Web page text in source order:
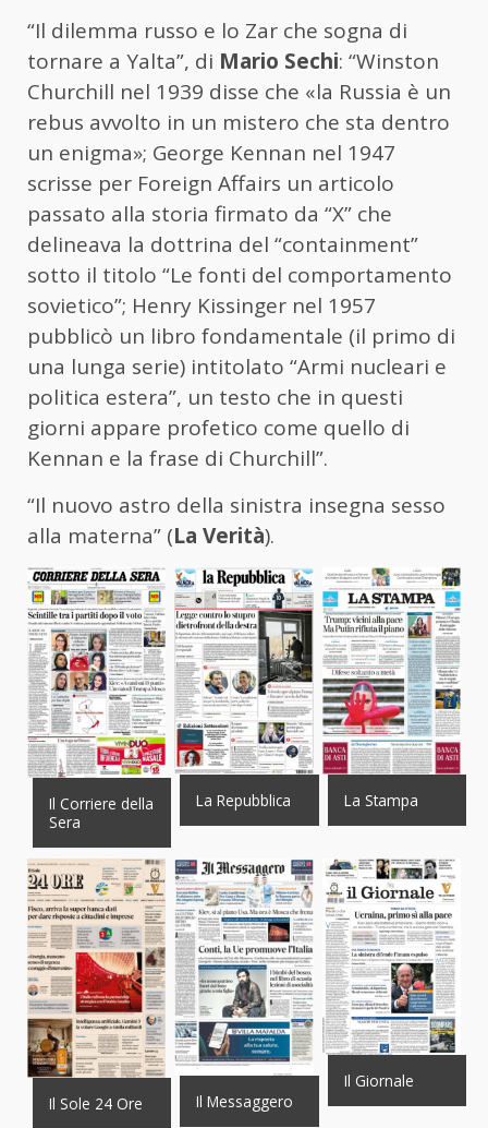
“Il dilemma russo e lo Zar che sogna di
tornare a Yalta”, di Mario Sechi: “Winston
Churchill nel 1939 disse che «la Russia è un
rebus avvolto in un mistero che sta dentro
un enigma»; George Kennan nel 1947
scrisse per Foreign Affairs un articolo
passato alla storia firmato da “X” che
delineava la dottrina del “containment”
sotto il titolo “Le fonti del comportamento
sovietico”; Henry Kissinger nel 1957
pubblicò un libro fondamentale (il primo di
una lunga serie) intitolato “Armi nucleari e
politica estera”, un testo che in questi
giorni appare profetico come quello di
Kennan e la frase di Churchill”.
“Il nuovo astro della sinistra insegna sesso
alla materna” (La Verità).
Il Corriere della
Sera
La Repubblica La Stampa
Il Sole 24 Ore Il Messaggero
Il Giornale